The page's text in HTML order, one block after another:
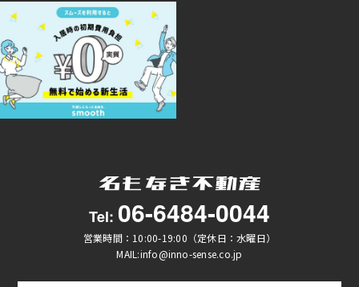
Tel: 06-6484-0044
営業時間：10:00-19:00（定休日：水曜日）
MAIL:info@inno-sense.co.jp